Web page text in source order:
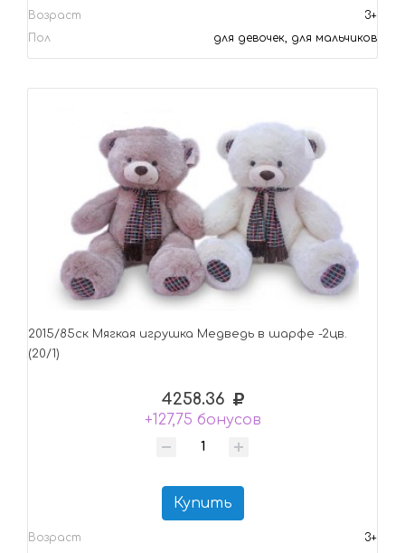
Возраст
3+
Пол
для девочек, для мальчиков
2015/85ск Mягкая игрушка Медведь в шарфе -2цв.
(20/1)
4258.36
+127,75 бонусов
Купить
Возраст
3+